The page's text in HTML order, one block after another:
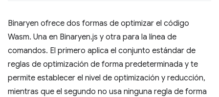
Binaryen ofrece dos formas de optimizar el código
Wasm. Una en Binaryen.js y otra para la línea de
comandos. El primero aplica el conjunto estándar de
reglas de optimización de forma predeterminada y te
permite establecer el nivel de optimización y reducción,
mientras que el segundo no usa ninguna regla de forma